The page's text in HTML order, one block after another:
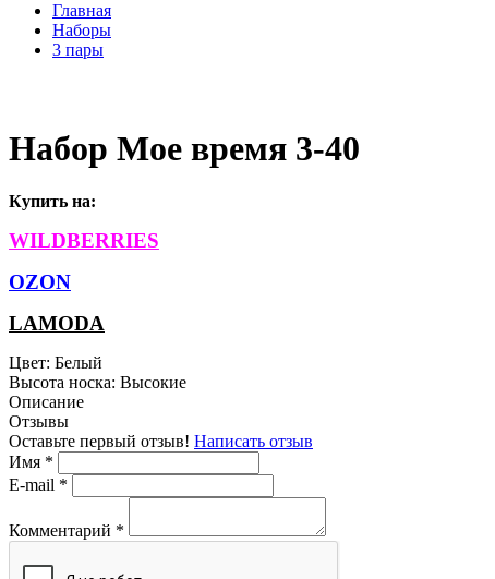
Главная
Наборы
3 пары
Набор Мое время 3-40
Купить на:
WILDBERRIES
OZON
LAMODA
Цвет: Белый
Высота носка: Высокие
Описание
Отзывы
Оставьте первый отзыв! Написать отзыв
Имя *
E-mail *
Комментарий *